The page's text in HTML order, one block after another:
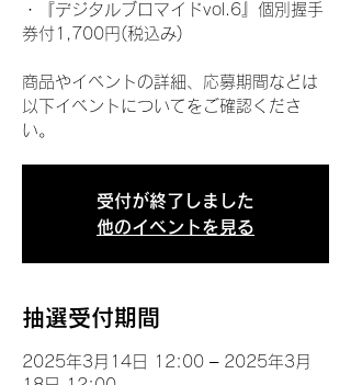
・『デジタルブロマイドvol.6』個別握手
券付1,700円(税込み)
商品やイベントの詳細、応募期間などは
以下イベントについてをご確認くださ
い。
受付が終了しました
他のイベントを見る
抽選受付期間
2025年3月14日 12:00 – 2025年3月